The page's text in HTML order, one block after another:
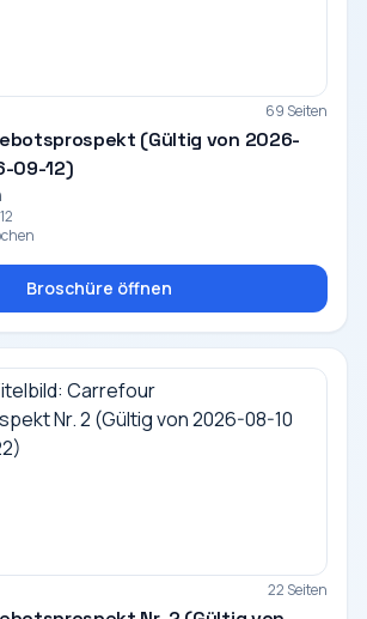
69 Seiten
(Gültig von 2026-
09-12)
Broschüre öffnen
22 Seiten